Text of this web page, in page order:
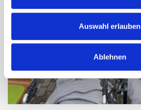
Auswahl erlauben
Ablehnen